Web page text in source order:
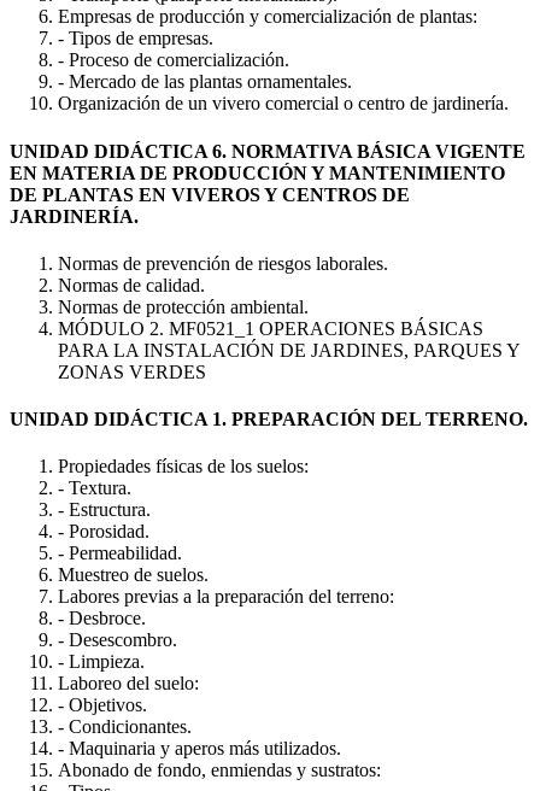
Empresas de producción y comercialización de plantas:
- Tipos de empresas.
- Proceso de comercialización.
- Mercado de las plantas ornamentales.
Organización de un vivero comercial o centro de jardinería.
UNIDAD DIDÁCTICA 6. NORMATIVA BÁSICA VIGENTE
EN MATERIA DE PRODUCCIÓN Y MANTENIMIENTO
DE PLANTAS EN VIVEROS Y CENTROS DE
JARDINERÍA.
Normas de prevención de riesgos laborales.
Normas de calidad.
Normas de protección ambiental.
MÓDULO 2. MF0521_1 OPERACIONES BÁSICAS
PARA LA INSTALACIÓN DE JARDINES, PARQUES Y
ZONAS VERDES
UNIDAD DIDÁCTICA 1. PREPARACIÓN DEL TERRENO.
Propiedades físicas de los suelos:
- Textura.
- Estructura.
- Porosidad.
- Permeabilidad.
Muestreo de suelos.
Labores previas a la preparación del terreno:
- Desbroce.
- Desescombro.
- Limpieza.
Laboreo del suelo:
- Objetivos.
- Condicionantes.
- Maquinaria y aperos más utilizados.
Abonado de fondo, enmiendas y sustratos: